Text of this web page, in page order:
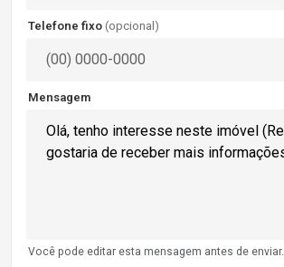
Telefone fixo (opcional)
Mensagem
Você pode editar esta mensagem antes de enviar.